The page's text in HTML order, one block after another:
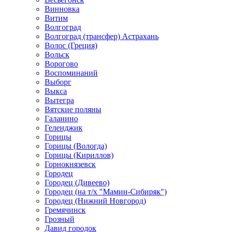
Винновка
Витим
Волгоград
Волгоград (трансфер) Астрахань
Волос (Греция)
Вольск
Ворогово
Воспоминаний
Выборг
Выкса
Вытегра
Вятские поляны
Галанино
Геленджик
Горицы
Горицы (Вологда)
Горицы (Кириллов)
Горнокнязевск
Городец
Городец (Дивеево)
Городец (на т/х "Мамин-Сибиряк")
Городец (Нижний Новгород)
Гремячинск
Грозный
Давид городок